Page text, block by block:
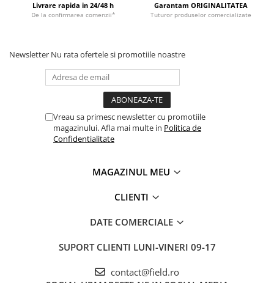
Livrare rapida in 24/48 h
De la confirmarea comenzii*
Garantam ORIGINALITATEA
Tuturor produselor comercializate
Newsletter Nu rata ofertele si promotiile noastre
Vreau sa primesc newsletter cu promotiile
magazinului. Afla mai multe in Politica de
Confidentialitate
MAGAZINUL MEU
CLIENTI
DATE COMERCIALE
SUPORT CLIENTI LUNI-VINERI 09-17
contact@field.ro